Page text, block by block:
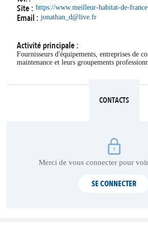
Site : https://www.meilleur-habitat-de-
Email : jonathan_d@live.fr
Activité principale :
Fournisseurs d'équipements, entreprises de
maintenance et leurs groupements
CONTACTS
Merci de vous connecter pour
SE CONNECTER